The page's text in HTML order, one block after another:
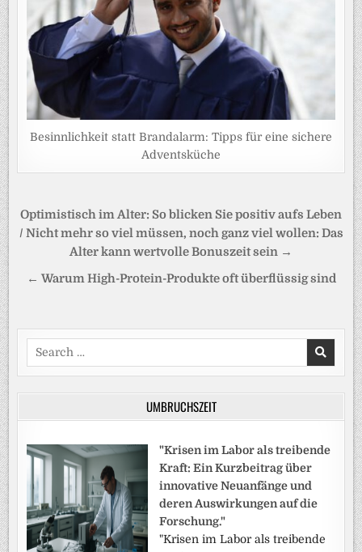
Besinnlichkeit statt Brandalarm: Tipps für eine sichere
Adventsküche
Beitragsnavigation
Optimistisch im Alter: So blicken Sie positiv aufs Leben
/ Nicht mehr so viel müssen, noch ganz viel wollen: Das
Alter kann wertvolle Bonuszeit sein →
← Warum High-Protein-Produkte oft überflüssig sind
Search
for:
UMBRUCHSZEIT
"Krisen im Labor als treibende
Kraft: Ein Kurzbeitrag über
innovative Neuanfänge und
deren Auswirkungen auf die
Forschung."
"Krisen im Labor als treibende